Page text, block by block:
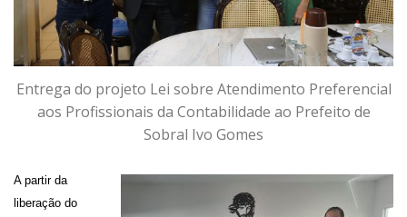
Entrega do projeto Lei sobre Atendimento Preferencial
aos Profissionais da Contabilidade ao Prefeito de
Sobral Ivo Gomes
A partir da
liberação do